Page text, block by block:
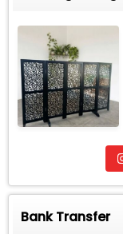
Bank Transfer